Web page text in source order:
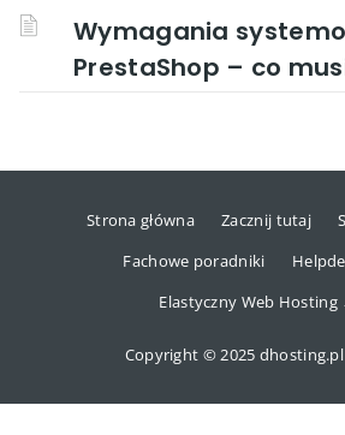
Wymagania
PrestaShop – co
Strona główna Zacznij tutaj
Fachowe poradniki
Elastyczny Web Hosting
Copyright © 2025 dhosting.pl